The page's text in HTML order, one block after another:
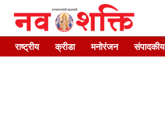
राष्ट्रीय क्रीडा मनोरंजन संपादकीय